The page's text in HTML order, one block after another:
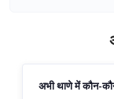
अभी थाणे में कौन-